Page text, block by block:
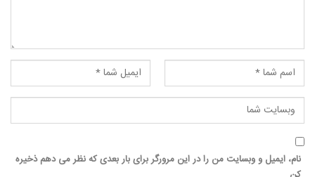
نام، ایمیل و وبسایت من را در این مرورگر برای بار بعدی که نظر می دهم ذخیره